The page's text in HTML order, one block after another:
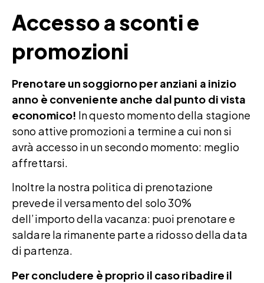
Accesso a sconti e
promozioni
Prenotare un soggiorno per anziani a inizio
anno è conveniente anche dal punto di vista
economico! In questo momento della stagione
sono attive promozioni a termine a cui non si
avrà accesso in un secondo momento: meglio
affrettarsi.
Inoltre la nostra politica di prenotazione
prevede il versamento del solo 30%
dell’importo della vacanza: puoi prenotare e
saldare la rimanente parte a ridosso della data
di partenza.
Per concludere è proprio il caso ribadire il